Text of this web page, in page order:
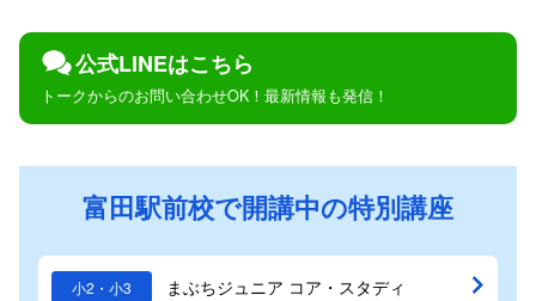
公式LINEはこちら
トークからのお問い合わせOK！最新情報も発信！
富田駅前校で開講中の特別講座
小2・小3 まぶちジュニア コア・スタディ